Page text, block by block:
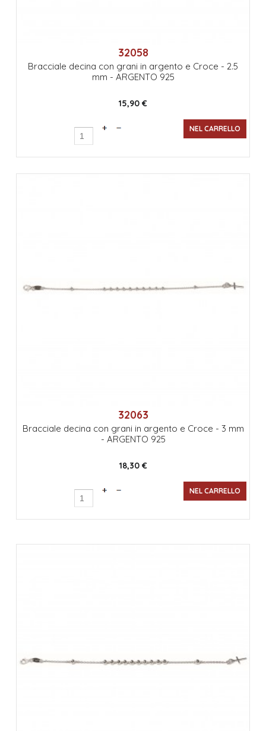
32058
Bracciale decina con grani in argento e Croce - 2.5
mm - ARGENTO 925
15,90 €
32063
Bracciale decina con grani in argento e Croce - 3 mm
- ARGENTO 925
18,30 €